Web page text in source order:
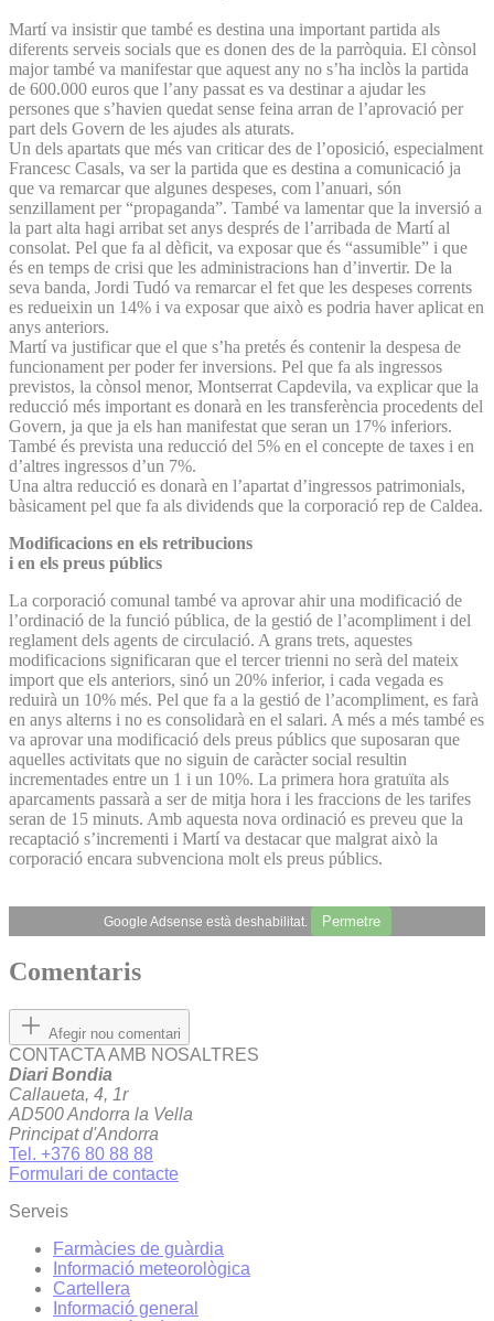
Martí va insistir que també es destina una important partida als
diferents serveis socials que es donen des de la parròquia. El cònsol
major també va manifestar que aquest any no s’ha inclòs la partida
de 600.000 euros que l’any passat es va destinar a ajudar les
persones que s’havien quedat sense feina arran de l’aprovació per
part dels Govern de les ajudes als aturats.
Un dels apartats que més van criticar des de l’oposició, especialment
Francesc Casals, va ser la partida que es destina a comunicació ja
que va remarcar que algunes despeses, com l’anuari, són
senzillament per “propaganda”. També va lamentar que la inversió a
la part alta hagi arribat set anys després de l’arribada de Martí al
consolat. Pel que fa al dèficit, va exposar que és “assumible” i que
és en temps de crisi que les administracions han d’invertir. De la
seva banda, Jordi Tudó va remarcar el fet que les despeses corrents
es redueixin un 14% i va exposar que això es podria haver aplicat en
anys anteriors.
Martí va justificar que el que s’ha pretés és contenir la despesa de
funcionament per poder fer inversions. Pel que fa als ingressos
previstos, la cònsol menor, Montserrat Capdevila, va explicar que la
reducció més important es donarà en les transferència procedents del
Govern, ja que ja els han manifestat que seran un 17% inferiors.
També és prevista una reducció del 5% en el concepte de taxes i en
d’altres ingressos d’un 7%.
Una altra reducció es donarà en l’apartat d’ingressos patrimonials,
bàsicament pel que fa als dividends que la corporació rep de Caldea.
Modificacions en els retribucions
i en els preus públics
La corporació comunal també va aprovar ahir una modificació de
l’ordinació de la funció pública, de la gestió de l’acompliment i del
reglament dels agents de circulació. A grans trets, aquestes
modificacions significaran que el tercer trienni no serà del mateix
import que els anteriors, sinó un 20% inferior, i cada vegada es
reduirà un 10% més. Pel que fa a la gestió de l’acompliment, es farà
en anys alterns i no es consolidarà en el salari. A més a més també es
va aprovar una modificació dels preus públics que suposaran que
aquelles activitats que no siguin de caràcter social resultin
incrementades entre un 1 i un 10%. La primera hora gratuïta als
aparcaments passarà a ser de mitja hora i les fraccions de les tarifes
seran de 15 minuts. Amb aquesta nova ordinació es preveu que la
recaptació s’incrementi i Martí va destacar que malgrat això la
corporació encara subvenciona molt els preus públics.
Google Adsense està deshabilitat. Permetre
Comentaris
Afegir nou comentari
CONTACTA AMB NOSALTRES
Diari Bondia
Callaueta, 4, 1r
AD500 Andorra la Vella
Principat d'Andorra
Tel. +376 80 88 88
Formulari de contacte
Serveis
Farmàcies de guàrdia
Informació meteorològica
Cartellera
Informació general